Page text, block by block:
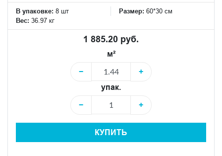
В упаковке: 8 шт Размер: 60*30 см
Вес: 36.97 кг
1 885.20 руб.
м²
−
+
упак.
−
+
КУПИТЬ